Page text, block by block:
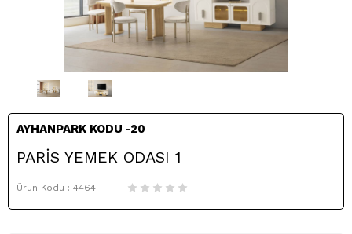
AYHANPARK KODU -20
PARİS YEMEK ODASI 1
Ürün Kodu : 4464